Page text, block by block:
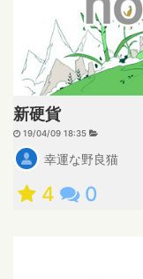
新硬貨
19/04/09 18:35
幸運な野良猫
4 0